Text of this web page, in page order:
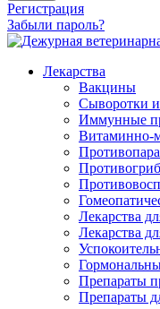
Регистрация
Забыли пароль?
Лекарства
Вакцины
Сыворотки
Иммунные
Витаминно-
Лекарства
Лекарства
Препараты
Препараты